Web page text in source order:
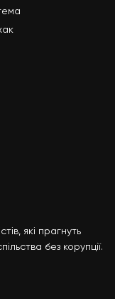
які прагнуть
без корупції.